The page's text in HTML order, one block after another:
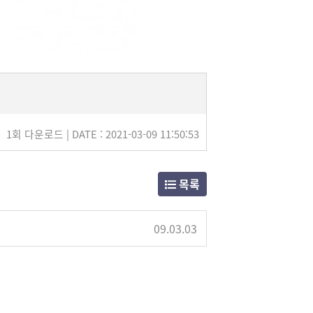
1회 다운로드 | DATE : 2021-03-09 11:50:53
목록
09.03.03